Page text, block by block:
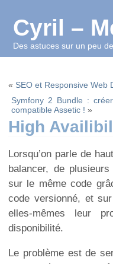
Cyril –
Des astuces sur un peu
« SEO et Responsive Web
Symfony 2 Bundle :
compatible Assetic ! »
High
Lorsqu’on parle de
balancer, de
sur le même code
code versionné, et
elles-mêmes leur
disponibilité.
Le problème est de